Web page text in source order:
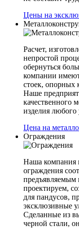
Цены на
Расчет,
непростой
обернуться
компании
стоек, опорных
Наше
качественного
изделия
Цена на
Ограждения
Наша компания
ограждения
предъявляемым
проектируем,
для пандусов,
эксклюзивные
Сделанные из
черной стали,